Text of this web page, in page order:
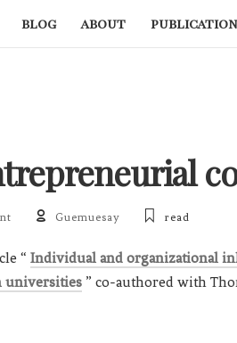
blog about
Guemuesay read
“ Individual and organizational
universities ” co-authored with